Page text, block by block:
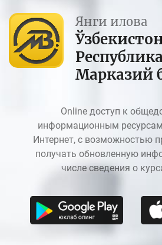
Янги илова
Марказий
Online доступ к
информационным
Интернет, с возможностью
получать обновленную
числе сведения о